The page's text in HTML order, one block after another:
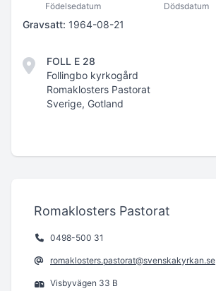
Födelsedatum Dödsdatum
Gravsatt: 1964-08-21
FOLL E 28
Follingbo kyrkogård
Romaklosters Pastorat
Sverige, Gotland
Romaklosters Pastorat
0498-500 31
romaklosters.pastorat@svenskakyrkan.se
Visbyvägen 33 B